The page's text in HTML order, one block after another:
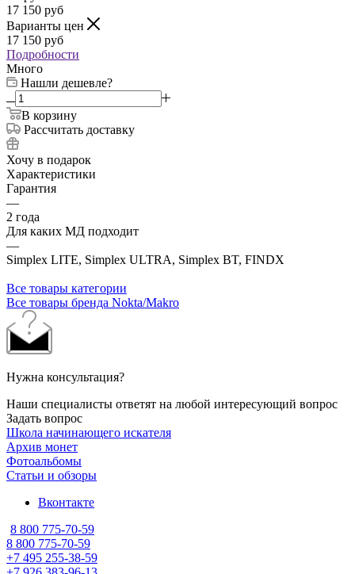
17 150 руб
Варианты цен
17 150 руб
Подробности
Много
Нашли дешевле?
В корзину
Рассчитать доставку
Хочу в подарок
Характеристики
Гарантия
—
2 года
Для каких МД подходит
—
Simplex LITE, Simplex ULTRA, Simplex BT, FINDX
Все товары категории
Все товары бренда Nokta/Makro
Нужна консультация?
Наши специалисты ответят на любой интересующий вопрос
Задать вопрос
Школа начинающего искателя
Архив монет
Фотоальбомы
Статьи и обзоры
Вконтакте
8 800 775-70-59
8 800 775-70-59
+7 495 255-38-59